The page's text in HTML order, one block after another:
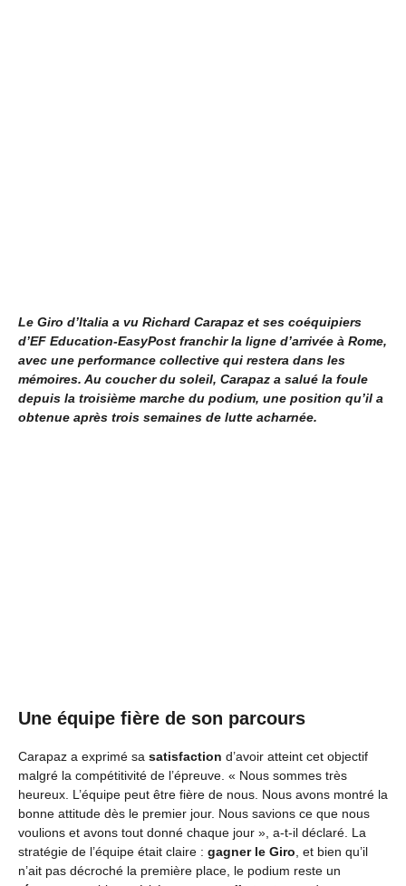
Le Giro d’Italia a vu Richard Carapaz et ses coéquipiers
d’EF Education-EasyPost franchir la ligne d’arrivée à Rome,
avec une performance collective qui restera dans les
mémoires. Au coucher du soleil, Carapaz a salué la foule
depuis la troisième marche du podium, une position qu’il a
obtenue après trois semaines de lutte acharnée.
Une équipe fière de son parcours
Carapaz a exprimé sa satisfaction d’avoir atteint cet objectif
malgré la compétitivité de l’épreuve. « Nous sommes très
heureux. L’équipe peut être fière de nous. Nous avons montré la
bonne attitude dès le premier jour. Nous savions ce que nous
voulions et avons tout donné chaque jour », a-t-il déclaré. La
stratégie de l’équipe était claire : gagner le Giro , et bien qu’il
n’ait pas décroché la première place, le podium reste un